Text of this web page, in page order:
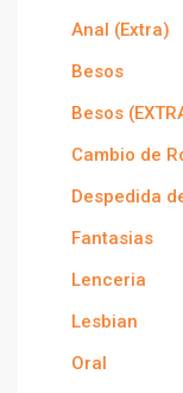
Anal (Extra)
Besos
Besos
Cambio de
Despedida
Fantasias
Lenceria
Lesbian
Oral